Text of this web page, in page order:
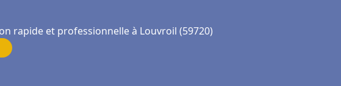
rapide et professionnelle à Louvroil (59720)